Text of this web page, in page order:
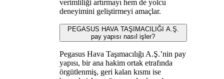
verimliliği artırmayı hem de yolcu
deneyimini geliştirmeyi amaçlar.
PEGASUS HAVA TAŞIMACILIĞI A.Ş.
pay yapısı nasıl işler?
Pegasus Hava Taşımacılığı A.Ş.’nin pay
yapısı, bir ana hakim ortak etrafında
örgütlenmiş, geri kalan kısmı ise